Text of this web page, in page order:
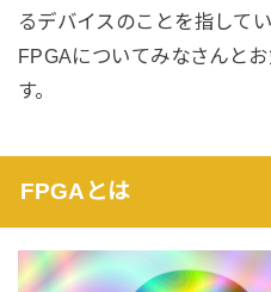
るデバイスのことを指して
FPGAについてみなさんと
す。
FPGAとは